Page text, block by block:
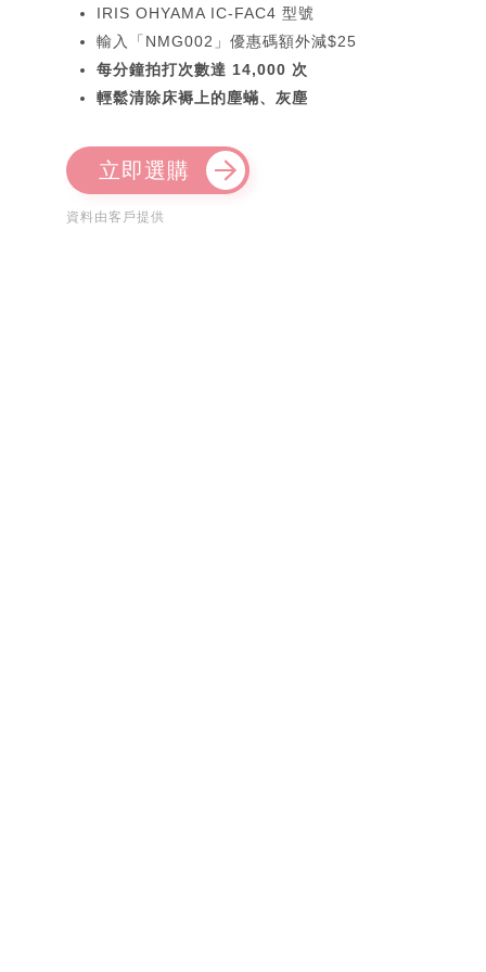
IRIS OHYAMA IC-FAC4 型號
輸入「NMG002」優惠碼額外減$25
每分鐘拍打次數達 14,000 次
輕鬆清除床褥上的塵蟎、灰塵
立即選購
資料由客戶提供